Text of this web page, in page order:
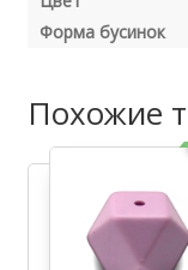
Форма бусинок
Похожие